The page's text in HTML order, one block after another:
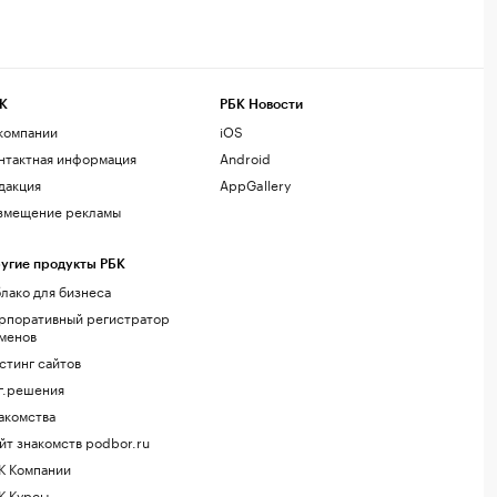
информация
рекламы
продукты РБК
для бизнеса
регистратор
сайтов
знакомств podbor.ru
Компании
РБК Новости
iOS
Android
AppGallery